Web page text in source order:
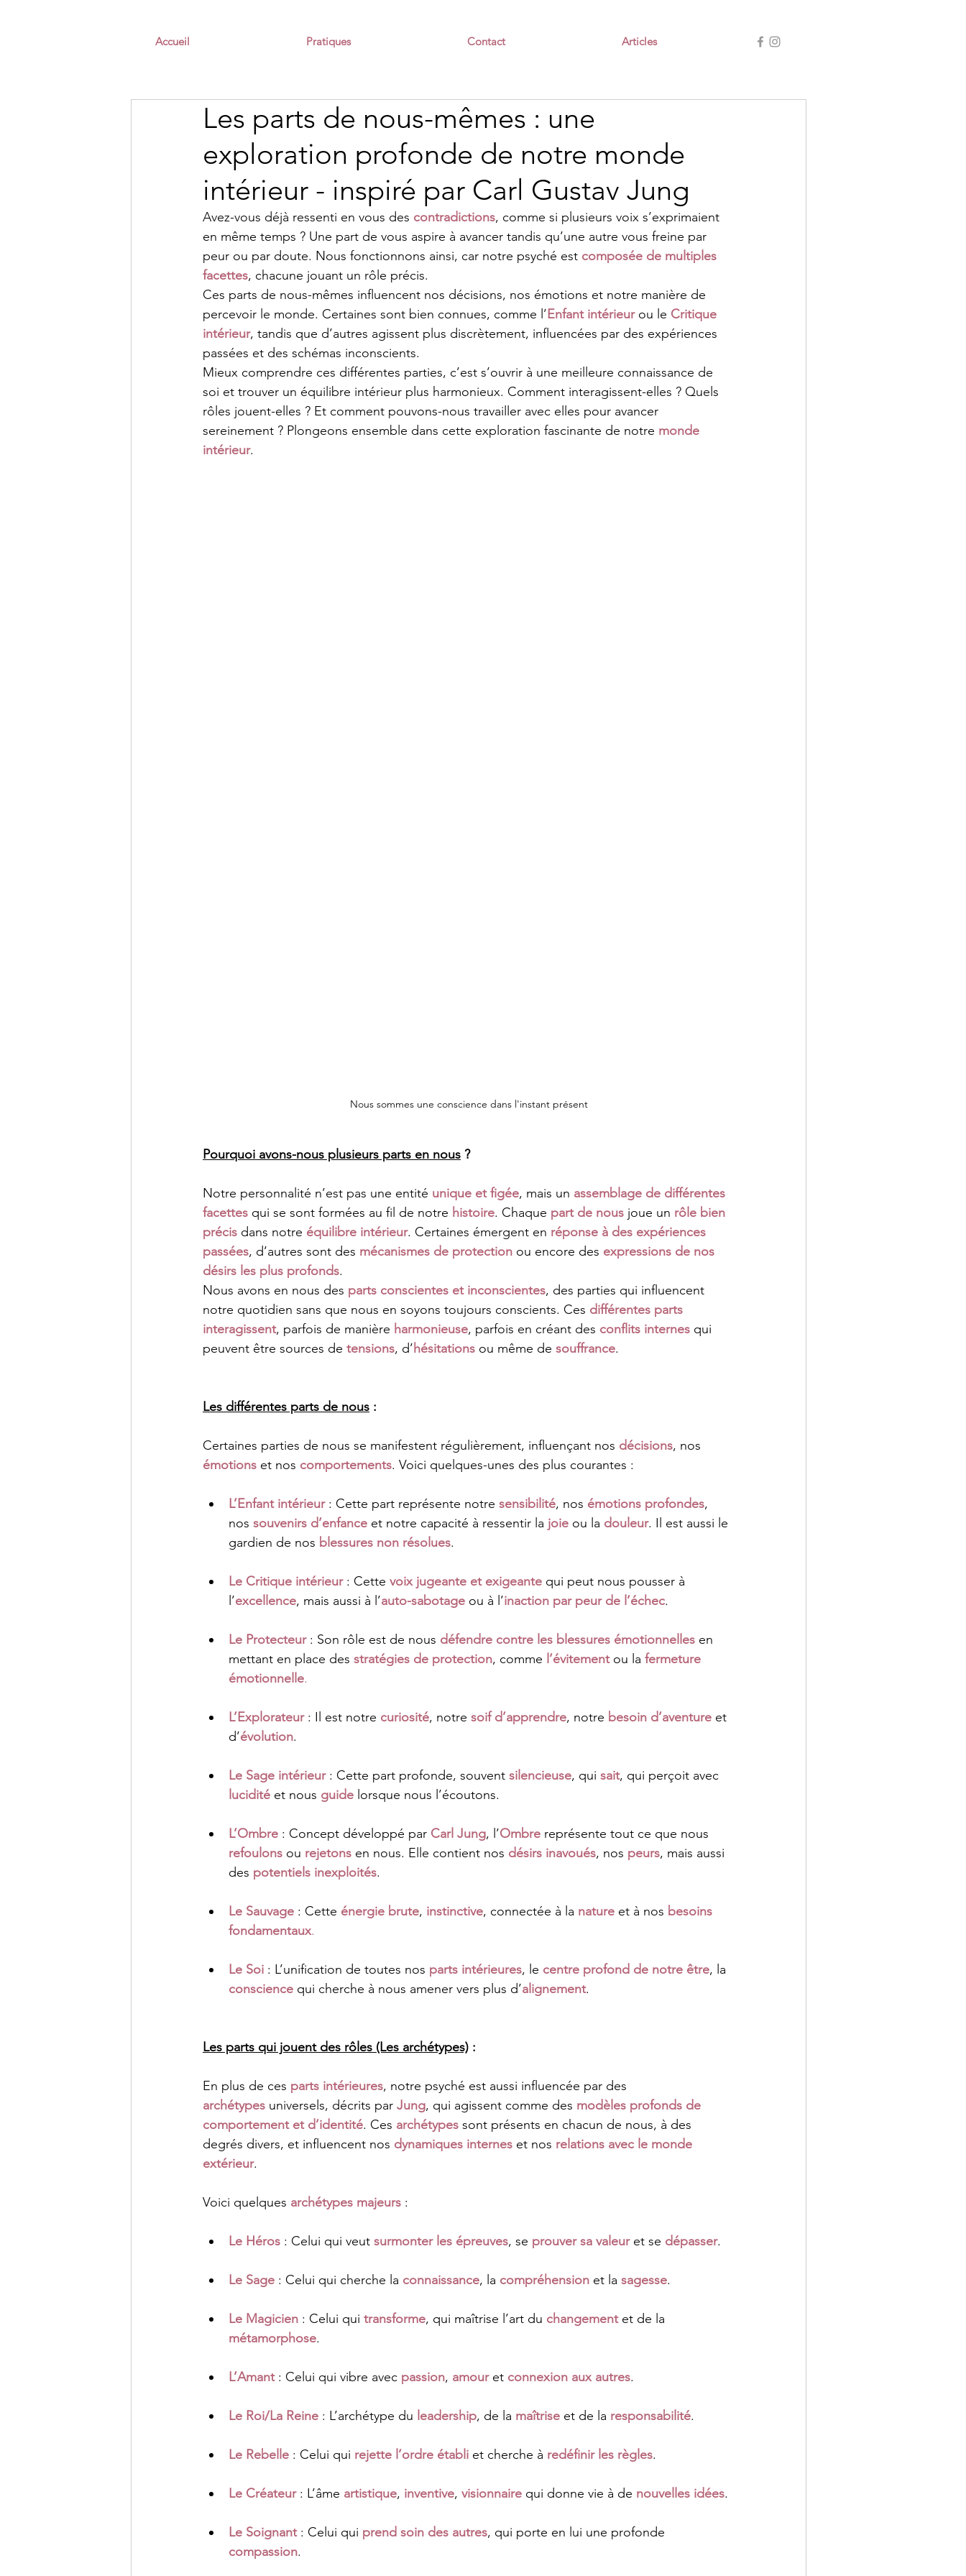
Accueil Pratiques Contact Articles
Les parts de nous-mêmes : une
exploration profonde de notre monde
intérieur - inspiré par Carl Gustav Jung
Avez-vous déjà ressenti en vous des contradictions, comme si plusieurs voix s’exprimaient
en même temps ? Une part de vous aspire à avancer tandis qu’une autre vous freine par
peur ou par doute. Nous fonctionnons ainsi, car notre psyché est composée de multiples
facettes, chacune jouant un rôle précis.
Ces parts de nous-mêmes influencent nos décisions, nos émotions et notre manière de
percevoir le monde. Certaines sont bien connues, comme l’Enfant intérieur ou le Critique
intérieur, tandis que d’autres agissent plus discrètement, influencées par des expériences
passées et des schémas inconscients.
Mieux comprendre ces différentes parties, c’est s’ouvrir à une meilleure connaissance de
soi et trouver un équilibre intérieur plus harmonieux. Comment interagissent-elles ? Quels
rôles jouent-elles ? Et comment pouvons-nous travailler avec elles pour avancer
sereinement ? Plongeons ensemble dans cette exploration fascinante de notre monde
intérieur.
Nous sommes une conscience dans l'instant présent
Pourquoi avons-nous plusieurs parts en nous ?
Notre personnalité n’est pas une entité unique et figée, mais un assemblage de différentes
facettes qui se sont formées au fil de notre histoire. Chaque part de nous joue un rôle bien
précis dans notre équilibre intérieur. Certaines émergent en réponse à des expériences
passées, d’autres sont des mécanismes de protection ou encore des expressions de nos
désirs les plus profonds.
Nous avons en nous des parts conscientes et inconscientes, des parties qui influencent
notre quotidien sans que nous en soyons toujours conscients. Ces différentes parts
interagissent, parfois de manière harmonieuse, parfois en créant des conflits internes qui
peuvent être sources de tensions, d’hésitations ou même de souffrance.
Les différentes parts de nous :
Certaines parties de nous se manifestent régulièrement, influençant nos décisions, nos
émotions et nos comportements. Voici quelques-unes des plus courantes :
L’Enfant intérieur : Cette part représente notre sensibilité, nos émotions profondes,
nos souvenirs d’enfance et notre capacité à ressentir la joie ou la douleur. Il est aussi le
gardien de nos blessures non résolues.
Le Critique intérieur : Cette voix jugeante et exigeante qui peut nous pousser à
l’excellence, mais aussi à l’auto-sabotage ou à l’inaction par peur de l’échec.
Le Protecteur : Son rôle est de nous défendre contre les blessures émotionnelles en
mettant en place des stratégies de protection, comme l’évitement ou la fermeture
émotionnelle.
L’Explorateur : Il est notre curiosité, notre soif d’apprendre, notre besoin d’aventure et
d’évolution.
Le Sage intérieur : Cette part profonde, souvent silencieuse, qui sait, qui perçoit avec
lucidité et nous guide lorsque nous l’écoutons.
L’Ombre : Concept développé par Carl Jung, l’Ombre représente tout ce que nous
refoulons ou rejetons en nous. Elle contient nos désirs inavoués, nos peurs, mais aussi
des potentiels inexploités.
Le Sauvage : Cette énergie brute, instinctive, connectée à la nature et à nos besoins
fondamentaux.
Le Soi : L’unification de toutes nos parts intérieures, le centre profond de notre être, la
conscience qui cherche à nous amener vers plus d’alignement.
Les parts qui jouent des rôles (Les archétypes) :
En plus de ces parts intérieures, notre psyché est aussi influencée par des
archétypes universels, décrits par Jung, qui agissent comme des modèles profonds de
comportement et d’identité. Ces archétypes sont présents en chacun de nous, à des
degrés divers, et influencent nos dynamiques internes et nos relations avec le monde
extérieur.
Voici quelques archétypes majeurs :
Le Héros : Celui qui veut surmonter les épreuves, se prouver sa valeur et se dépasser.
Le Sage : Celui qui cherche la connaissance, la compréhension et la sagesse.
Le Magicien : Celui qui transforme, qui maîtrise l’art du changement et de la
métamorphose.
L’Amant : Celui qui vibre avec passion, amour et connexion aux autres.
Le Roi/La Reine : L’archétype du leadership, de la maîtrise et de la responsabilité.
Le Rebelle : Celui qui rejette l’ordre établi et cherche à redéfinir les règles.
Le Créateur : L’âme artistique, inventive, visionnaire qui donne vie à de nouvelles idées.
Le Soignant : Celui qui prend soin des autres, qui porte en lui une profonde
compassion.